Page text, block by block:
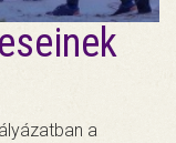
a